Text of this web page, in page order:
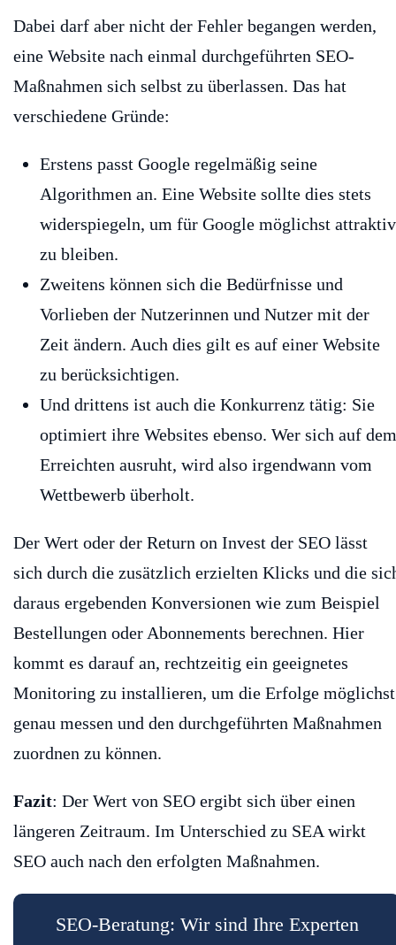
Dabei darf aber nicht der Fehler begangen werden,
eine Website nach einmal durchgeführten SEO-
Maßnahmen sich selbst zu überlassen. Das hat
verschiedene Gründe:
Erstens passt Google regelmäßig seine
Algorithmen an. Eine Website sollte dies stets
widerspiegeln, um für Google möglichst attraktiv
zu bleiben.
Zweitens können sich die Bedürfnisse und
Vorlieben der Nutzerinnen und Nutzer mit der
Zeit ändern. Auch dies gilt es auf einer Website
zu berücksichtigen.
Und drittens ist auch die Konkurrenz tätig: Sie
optimiert ihre Websites ebenso. Wer sich auf dem
Erreichten ausruht, wird also irgendwann vom
Wettbewerb überholt.
Der Wert oder der Return on Invest der SEO lässt
sich durch die zusätzlich erzielten Klicks und die
daraus ergebenden Konversionen wie zum Beispiel
Bestellungen oder Abonnements berechnen. Hier
kommt es darauf an, rechtzeitig ein geeignetes
Monitoring zu installieren, um die Erfolge möglichst
genau messen und den durchgeführten Maßnahmen
zuordnen zu können.
Fazit: Der Wert von SEO ergibt sich über einen
längeren Zeitraum. Im Unterschied zu SEA wirkt
SEO auch nach den erfolgten Maßnahmen.
SEO-Beratung: Wir sind Ihre Experten